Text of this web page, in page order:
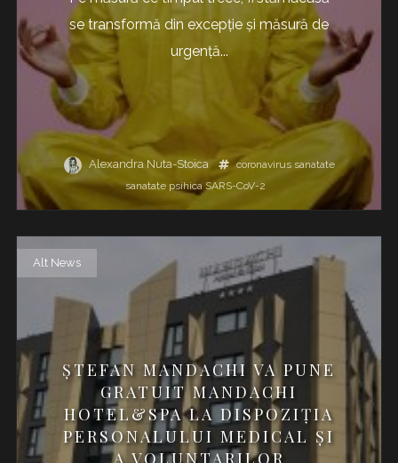
se transformă din excepție și măsură de
urgență...
Alexandra Nuta-Stoica coronavirus sanatate
sanatate psihica SARS-CoV-2
Alt News
ȘTEFAN MANDACHI VA PUNE
GRATUIT MANDACHI
HOTEL&SPA LA DISPOZIȚIA
PERSONALULUI MEDICAL ȘI
A VOLUNTARILOR